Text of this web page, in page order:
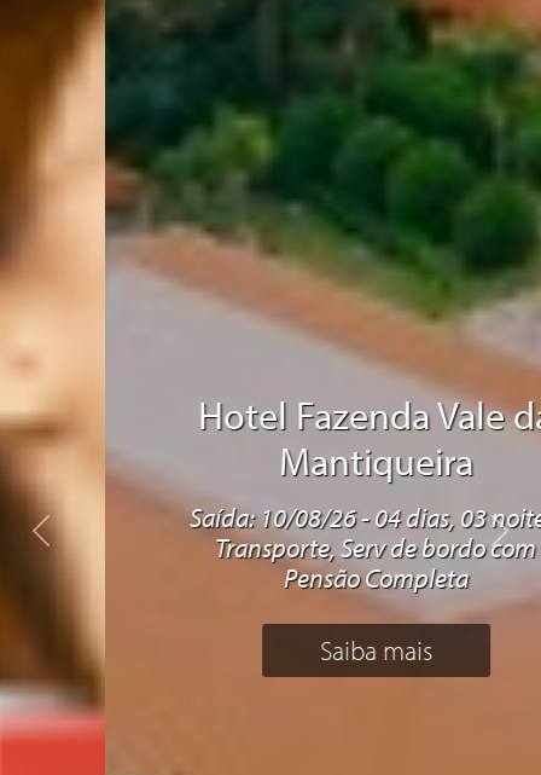
Hotel Fazenda Vale da
Mantiqueira
Saída: 10/08/26 - 04 dias, 03 noites,
Transporte, Serv de bordo com
Pensão Completa
Saiba mais
Previous Next